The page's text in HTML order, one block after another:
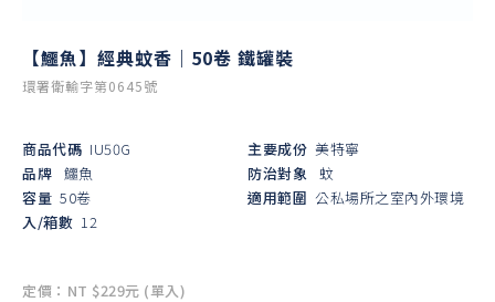
【鱷魚】經典蚊香｜50卷 鐵罐裝
環署衛輸字第0645號
商品代碼 IU50G
品牌 鱷魚
容量 50卷
入/箱數 12
主要成份 美特寧
防治對象 蚊
適用範圍 公私場所之室內外環境
定價：NT $229元 (單入)